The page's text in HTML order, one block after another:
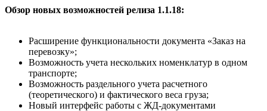
Обзор новых возможностей релиза 1.1.18:
Расширение функциональности документа «Заказ на
перевозку»;
Возможность учета нескольких номенклатур в одном
транспорте;
Возможность раздельного учета расчетного
(теоретического) и фактического веса груза;
Новый интерфейс работы с ЖД-документами